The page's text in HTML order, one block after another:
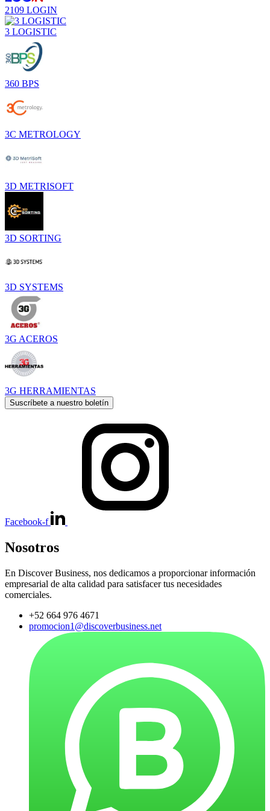
2109 LOGIN
3 LOGISTIC
360 BPS
3C METROLOGY
3D METRISOFT
3D SORTING
3D SYSTEMS
3G ACEROS
3G HERRAMIENTAS
Suscríbete a nuestro boletín
Facebook-f
Nosotros
En Discover Business, nos dedicamos a proporcionar información
empresarial de alta calidad para satisfacer tus necesidades
comerciales.
+52 664 976 4671
promocion1@discoverbusiness.net